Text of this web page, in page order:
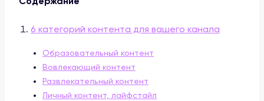
Содержание
6 категорий контента для вашего канала
Образовательный контент
Вовлекающий контент
Развлекательный контент
Личный контент, лайфстайл